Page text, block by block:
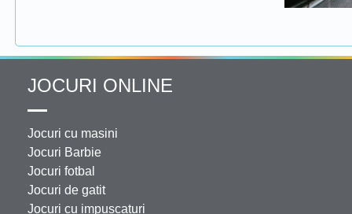
JOCURI ONLINE
Jocuri cu masini
Jocuri Barbie
Jocuri fotbal
Jocuri de gatit
Jocuri cu impuscaturi